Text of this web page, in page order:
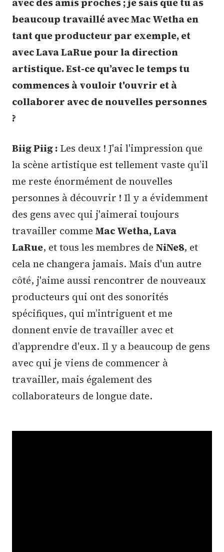
beaucoup travaillé avec Mac Wetha en
tant que producteur par exemple, et
avec Lava LaRue pour la direction
artistique. Est-ce qu’avec le temps tu
commences à vouloir t'ouvrir et à
collaborer avec de nouvelles personnes
?
Biig Piig : Les deux ! J'ai l'impression que
la scène artistique est tellement vaste qu’il
me reste énormément de nouvelles
personnes à découvrir ! Il y a évidemment
des gens avec qui j'aimerai toujours
travailler comme Mac Wetha, Lava
LaRue, et tous les membres de NiNe8, et
cela ne changera jamais. Mais d'un autre
côté, j'aime aussi rencontrer de nouveaux
producteurs qui ont des sonorités
spécifiques, qui m’intriguent et me
donnent envie de travailler avec et
d’apprendre d'eux. Il y a beaucoup de gens
avec qui je viens de commencer à
travailler, mais également des
collaborateurs de longue date.